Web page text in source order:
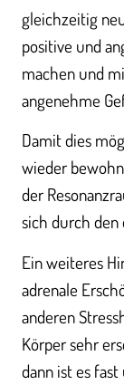
gleichzeitig
positive und
machen und
angenehme
Damit dies
wieder
der
sich durch
Ein weiteres
adrenale
anderen
Körper sehr
dann ist es